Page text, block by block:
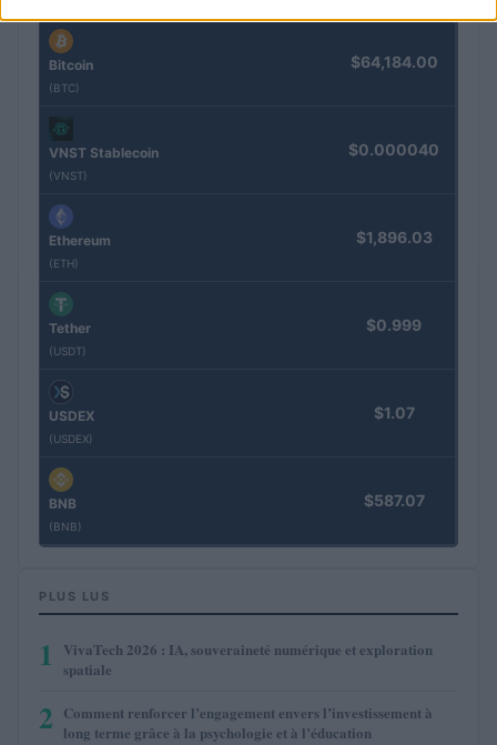
Bitcoin
(BTC)
$64,184.00
VNST Stablecoin
(VNST)
$0.000040
Ethereum
(ETH)
$1,896.03
Tether
(USDT)
$0.999
USDEX
(USDEX)
$1.07
BNB
(BNB)
$587.07
PLUS LUS
1
VivaTech 2026 : IA, souveraineté numérique et exploration
spatiale
2 Comment renforcer l’engagement envers l’investissement à
long terme grâce à la psychologie et à l’éducation